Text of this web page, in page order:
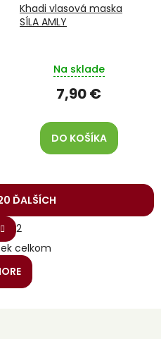
Khadi vlasová maska
SÍLA AMLY
Na sklade
7,90 €
DO KOŠÍKA
O
v
l
ĎALŠÍCH
S
t
r
á
n
o
2
celkom